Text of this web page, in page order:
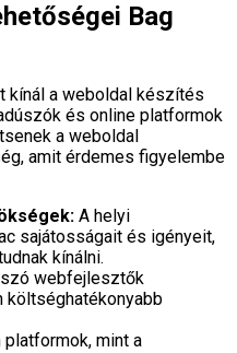
Bag
kínál a weboldal készítés
és online platformok
a weboldal
amit érdemes figyelembe
A helyi
sajátosságait és igényeit,
kínálni.
webfejlesztők
költséghatékonyabb
platformok, mint a